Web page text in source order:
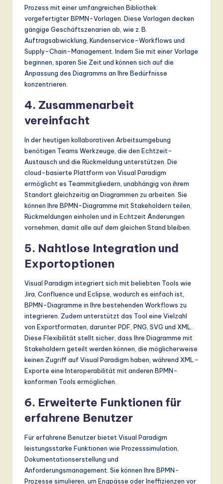
Prozess mit einer umfangreichen Bibliothek
vorgefertigter BPMN-Vorlagen. Diese Vorlagen decken
gängige Geschäftszenarien ab, wie z. B.
Auftragsabwicklung, Kundenservice-Workflows und
Supply-Chain-Management. Indem Sie mit einer Vorlage
beginnen, sparen Sie Zeit und können sich auf die
Anpassung des Diagramms an Ihre Bedürfnisse
konzentrieren.
4. Zusammenarbeit
vereinfacht
In der heutigen kollaborativen Arbeitsumgebung
benötigen Teams Werkzeuge, die den Echtzeit-
Austausch und die Rückmeldung unterstützen. Die
cloud-basierte Plattform von Visual Paradigm
ermöglicht es Teammitgliedern, unabhängig von ihrem
Standort gleichzeitig an Diagrammen zu arbeiten. Sie
können Ihre BPMN-Diagramme mit Stakeholdern teilen,
Rückmeldungen einholen und in Echtzeit Änderungen
vornehmen, damit alle auf dem gleichen Stand bleiben.
5. Nahtlose Integration und
Exportoptionen
Visual Paradigm integriert sich mit beliebten Tools wie
Jira, Confluence und Eclipse, wodurch es einfach ist,
BPMN-Diagramme in Ihre bestehenden Workflows zu
integrieren. Zudem unterstützt das Tool eine Vielzahl
von Exportformaten, darunter PDF, PNG, SVG und XML.
Diese Flexibilität stellt sicher, dass Ihre Diagramme mit
Stakeholdern geteilt werden können, die möglicherweise
keinen Zugriff auf Visual Paradigm haben, während XML-
Exporte eine Interoperabilität mit anderen BPMN-
konformen Tools ermöglichen.
6. Erweiterte Funktionen für
erfahrene Benutzer
Für erfahrene Benutzer bietet Visual Paradigm
leistungsstarke Funktionen wie Prozesssimulation,
Dokumentationserstellung und
Anforderungsmanagement. Sie können Ihre BPMN-
Prozesse simulieren, um Engpässe oder Ineffizienzen vor